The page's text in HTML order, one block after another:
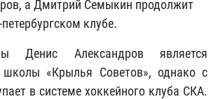
а Дмитрий Семыкин продолжит
клубе.
Денис Александров является
школы «Крылья Советов», однако с
в системе хоккейного клуба СКА.